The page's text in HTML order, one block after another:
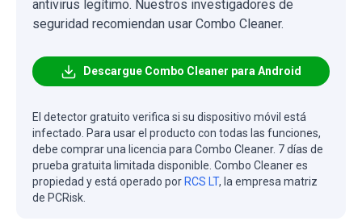
antivirus legítimo. Nuestros investigadores de
seguridad recomiendan usar Combo Cleaner.
Descargue Combo Cleaner para Android
El detector gratuito verifica si su dispositivo móvil está
infectado. Para usar el producto con todas las funciones,
debe comprar una licencia para Combo Cleaner. 7 días de
prueba gratuita limitada disponible. Combo Cleaner es
propiedad y está operado por RCS LT, la empresa matriz
de PCRisk.